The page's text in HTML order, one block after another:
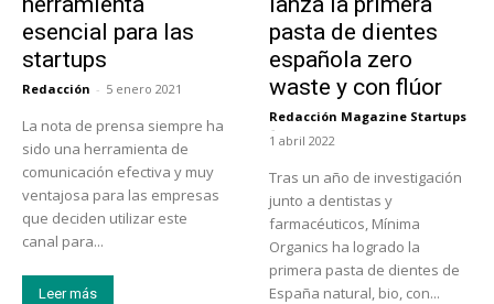
esencial para las
startups
Redacción - 5 enero 2021
La nota de prensa siempre ha
sido una herramienta de
comunicación efectiva y muy
ventajosa para las empresas
que deciden utilizar este
canal para...
Leer más
pasta de dientes
española zero
waste y con flúor
Redacción Magazine Startups
-
1 abril 2022
Tras un año de investigación
junto a dentistas y
farmacéuticos, Mínima
Organics ha logrado la
primera pasta de dientes de
España natural, bio, con...